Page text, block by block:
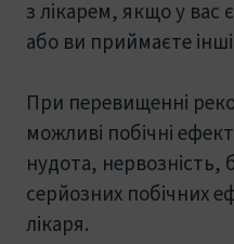
з лікарем, якщо у вас
або ви приймаєте
При перевищенні
можливі побічні
нудота, нервозність,
серйозних побічних
лікаря.